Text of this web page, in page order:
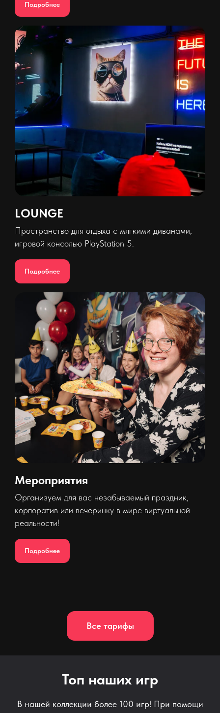
Подробнее
LOUNGE
Пространство для отдыха с мягкими диванами,
игровой консолью PlayStation 5.
Подробнее
Мероприятия
Организуем для вас незабываемый праздник,
корпоратив или вечеринку в мире виртуальной
реальности!
Подробнее
Все тарифы
Топ наших игр
В нашей коллекции более 100 игр! При помощи